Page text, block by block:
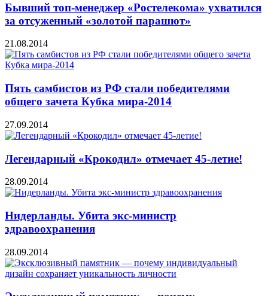
Бывший топ-менеджер «Ростелекома» ухватился
за отсуженный «золотой парашют»
21.08.2014
Пять самбистов из РФ стали победителями
общего зачета Кубка мира-2014
27.09.2014
Легендарный «Крокодил» отмечает 45-летие!
28.09.2014
Нидерланды. Убита экс-министр
здравоохранения
28.09.2014